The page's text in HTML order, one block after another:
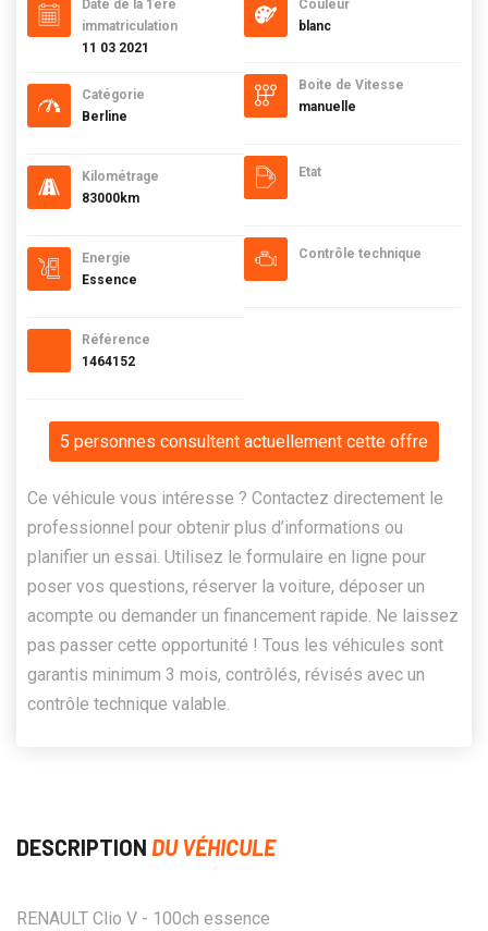
Date de la 1ère
immatriculation
11 03 2021
Catégorie
Berline
Kilométrage
83000km
Energie
Essence
Référence
1464152
Couleur
blanc
Boite de Vitesse
manuelle
Etat
Contrôle technique
5 personnes consultent actuellement cette offre
Ce véhicule vous intéresse ? Contactez directement le
professionnel pour obtenir plus d’informations ou
planifier un essai. Utilisez le formulaire en ligne pour
poser vos questions, réserver la voiture, déposer un
acompte ou demander un financement rapide. Ne laissez
pas passer cette opportunité ! Tous les véhicules sont
garantis minimum 3 mois, contrôlés, révisés avec un
contrôle technique valable.
DESCRIPTION DU VÉHICULE
RENAULT Clio V - 100ch essence